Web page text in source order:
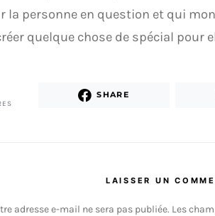
la personne en question et qui
quelque chose de spécial pour
SHARE
LAISSER UN
adresse e-mail ne sera pas publiée. Les